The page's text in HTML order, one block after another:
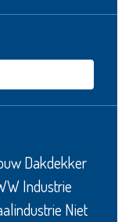
Dakdekker
Industrie
Niet